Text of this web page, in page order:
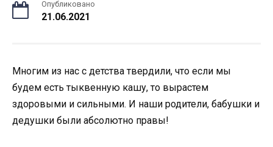
Опубликовано
21.06.2021
Многим из нас с детства твердили, что если мы
будем есть тыквенную кашу, то вырастем
здоровыми и сильными. И наши родители, бабушки и
дедушки были абсолютно правы!